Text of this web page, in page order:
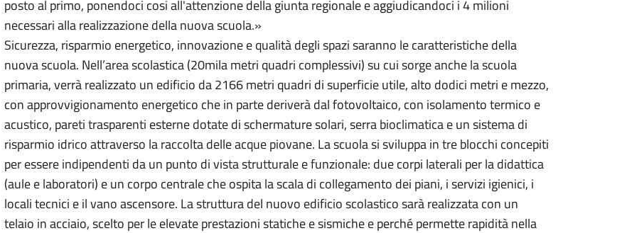
posto al primo, ponendoci cosi all'attenzione della giunta regionale e aggiudicandoci i 4 milioni
necessari alla realizzazione della nuova scuola.»
Sicurezza, risparmio energetico, innovazione e qualità degli spazi saranno le caratteristiche della
nuova scuola. Nell’area scolastica (20mila metri quadri complessivi) su cui sorge anche la scuola
primaria, verrà realizzato un edificio da 2166 metri quadri di superficie utile, alto dodici metri e mezzo,
con approvvigionamento energetico che in parte deriverà dal fotovoltaico, con isolamento termico e
acustico, pareti trasparenti esterne dotate di schermature solari, serra bioclimatica e un sistema di
risparmio idrico attraverso la raccolta delle acque piovane. La scuola si sviluppa in tre blocchi concepiti
per essere indipendenti da un punto di vista strutturale e funzionale: due corpi laterali per la didattica
(aule e laboratori) e un corpo centrale che ospita la scala di collegamento dei piani, i servizi igienici, i
locali tecnici e il vano ascensore. La struttura del nuovo edificio scolastico sarà realizzata con un
telaio in acciaio, scelto per le elevate prestazioni statiche e sismiche e perché permette rapidità nella